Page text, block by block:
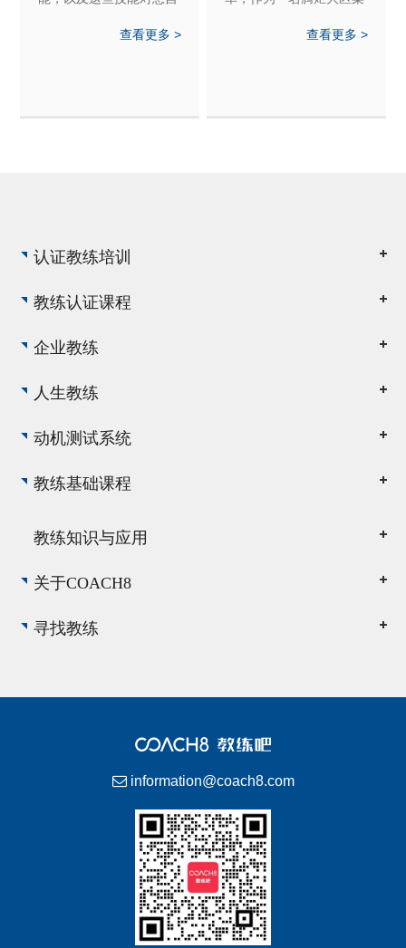
与您的同事和朋友分享您
查看更多 >
经销商们在事业和生活上
查看更多 >
认证教练培训
教练认证课程
企业教练
人生教练
动机测试系统
教练基础课程
教练知识与应用
关于COACH8
寻找教练
information@coach8.com